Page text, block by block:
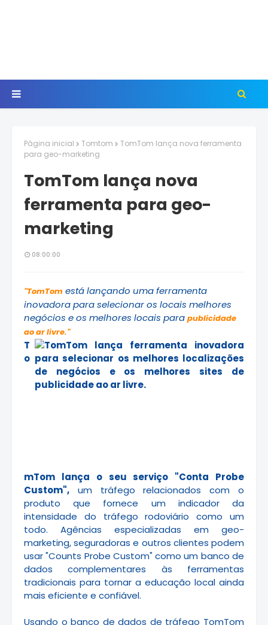
Página inicial Tomtom
TomTom lança nova ferramenta
para geo-marketing
TomTom lança nova
ferramenta para geo-
marketing
08:00:00
"TomTom está lançando uma ferramenta
inovadora para selecionar os locais melhores
negócios e os melhores locais para publicidade
ao ar livre."
T
o
mTom lança o seu serviço "Conta Probe
Custom", um tráfego relacionados com o
produto que fornece um indicador da
intensidade do tráfego rodoviário como um
todo.
Agências especializadas em geo-
marketing, seguradoras e outros clientes podem
usar "Counts Probe Custom" como um banco de
dados complementares às ferramentas
tradicionais para tornar a educação local ainda
mais eficiente e confiável.
Usando o banco de dados de tráfego TomTom